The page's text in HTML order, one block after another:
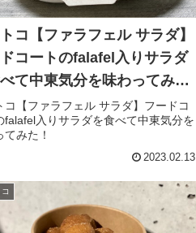
コ【ファラフェル サラダ】
コートのfalafel入りサラダ
て中東気分を味わってみ
コ【ファラフェル サラダ】フードコ
falafel入りサラダを食べて中東気分を
てみた！
2023.02.13